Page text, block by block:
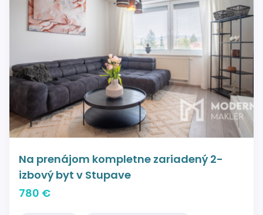
Na prenájom kompletne zariadený 2-
izbový byt v Stupave
780 €